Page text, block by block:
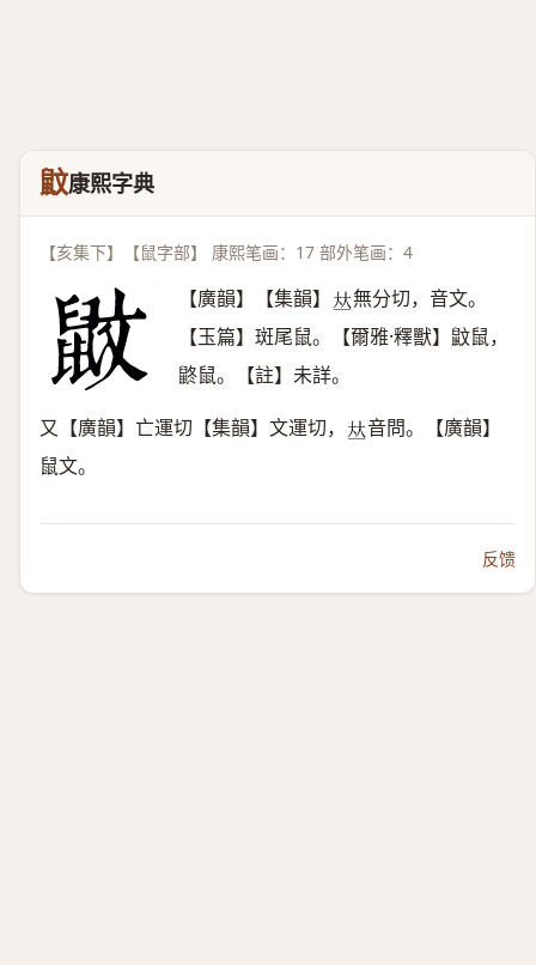
鼤康熙字典
【亥集下】【鼠字部】 康熙笔画：17 部外笔画：4
【廣韻】【集韻】 𠀤無分切，音文。
【玉篇】斑尾鼠。【爾雅·釋獸】鼤鼠，
鼨鼠。【註】未詳。
又【廣韻】亡運切【集韻】文運切， 𠀤音問。【廣韻】
鼠文。
反馈